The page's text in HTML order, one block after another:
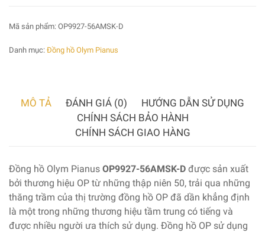
Mã sản phẩm: OP9927-56AMSK-D
Danh mục: Đồng hồ Olym Pianus
MÔ TẢ ĐÁNH GIÁ (0)
HƯỚNG DẪN SỬ DỤNG
CHÍNH SÁCH BẢO HÀNH
CHÍNH SÁCH GIAO HÀNG
Đồng hồ Olym Pianus OP9927-56AMSK-D được sản xuất
bởi thương hiệu OP từ những thập niên 50, trải qua những
thăng trầm của thị trường đồng hồ OP đã dần khẳng định
là một trong những thương hiệu tầm trung có tiếng và
được nhiều người ưa thích sử dụng. Đồng hồ OP sử dụng